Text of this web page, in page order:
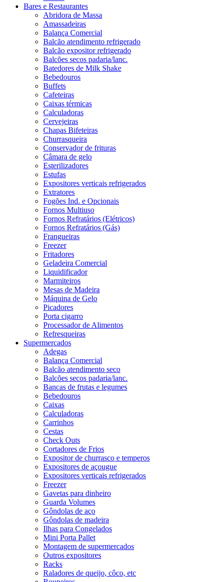
Bares e Restaurantes
Abridora de Massa
Amassadeiras
Balança Comercial
Balcão atendimento refrigerado
Balcão expositor refrigerado
Balcões secos padaria/lanc.
Batedores de Milk Shake
Bebedouros
Buffets
Cafeteiras
Caixas térmicas
Calculadoras
Cervejeiras
Chapas Bifeteiras
Churrasqueira
Conservador de frituras
Câmara de gelo
Esterilizadores
Estufas
Expositores verticais refrigerados
Extratores
Fogões Ind. e Opcionais
Fornos Multiuso
Fornos Refratários (Elétricos)
Fornos Refratários (Gás)
Frangueiras
Freezer
Fritadores
Geladeira Comercial
Liquidificador
Marmiteiros
Mesas de Madeira
Máquina de Gelo
Picadores
Porta cigarro
Processador de Alimentos
Refresqueiras
Supermercados
Adegas
Balança Comercial
Balcão atendimento seco
Balcões secos padaria/lanc.
Bancas de frutas e legumes
Bebedouros
Caixas
Calculadoras
Carrinhos
Cestas
Check Outs
Cortadores de Frios
Expositor de churrasco e temperos
Expositores de açougue
Expositores verticais refrigerados
Freezer
Gavetas para dinheiro
Guarda Volumes
Gôndolas de aço
Gôndolas de madeira
Ilhas para Congelados
Mini Porta Pallet
Montagem de supermercados
Outros expositores
Racks
Raladores de queijo, côco, etc